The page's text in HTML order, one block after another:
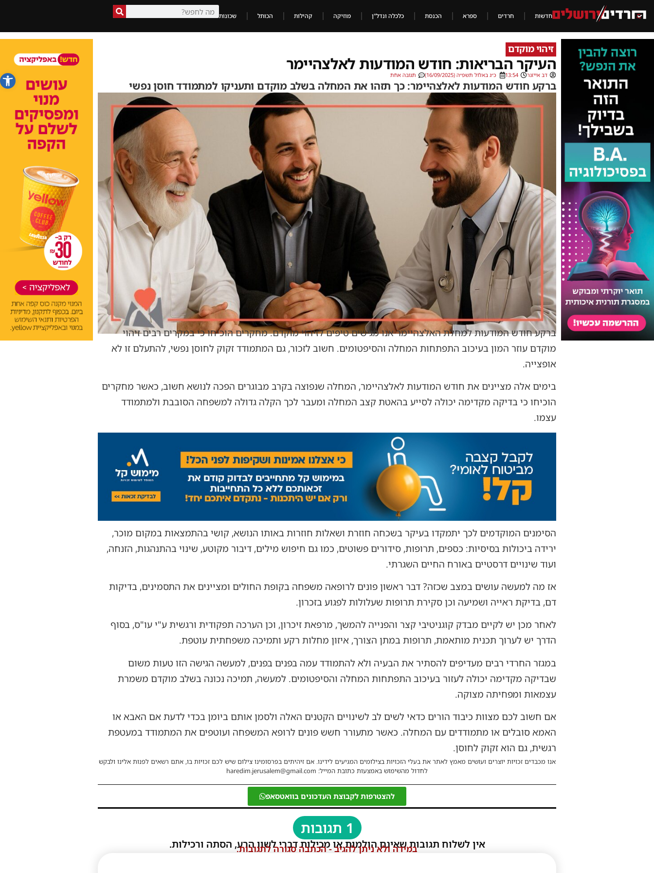
פתח
חדשות חרדים ספרא הכנסת כלכלה ונדל"ן מוזיקה קהילות הכותל שכונות
זיהוי מוקדם
העיקר הבריאות: חודש המודעות לאלצהיימר
דב אייזנר 13:54 כ״ג באלול תשפ״ה (16/09/2025) תגובה אחת
ברקע חודש המודעות לאלצהיימר: כך תזהו את המחלה בשלב מוקדם ותעניקו למתמודד חוסן נפשי
ברקע חודש המודעות למחלת האלצהיימר אנו מגישים טיפים לזיהוי מוקדם. מחקרים הוכיחו כי במקרים רבים זיהוי
מוקדם עוזר המון בעיכוב התפתחות המחלה והסיפטומים. חשוב לזכור, גם המתמודד זקוק לחוסן נפשי, להתעלם זו לא
אופצייה.
בימים אלה מציינים את חודש המודעות לאלצהיימר, המחלה שנפוצה בקרב מבוגרים הפכה לנושא חשוב, כאשר מחקרים
הוכיחו כי בדיקה מקדימה יכולה לסייע בהאטת קצב המחלה ומעבר לכך הקלה גדולה למשפחה הסובבת ולמתמודד
עצמו.
הסימנים המוקדמים לכך יתמקדו בעיקר בשכחה חוזרת ושאלות חוזרות באותו הנושא, קושי בהתמצאות במקום מוכר,
ירידה ביכולות בסיסיות: כספים, תרופות, סידורים פשוטים, כמו גם חיפוש מילים, דיבור מקוטע, שינוי בהתנהגות, הזנחה,
ועוד שינויים דרסטיים באורח החיים השגרתי.
אז מה למעשה עושים במצב שכזה? דבר ראשון פונים לרופאה משפחה בקופת החולים ומציינים את התסמינים, בדיקות
דם, בדיקת ראייה ושמיעה וכן סקירת תרופות שעלולות לפגוע בזכרון.
לאחר מכן יש לקיים מבדק קוגניטיבי קצר והפנייה להמשך, מרפאת זיכרון, וכן הערכה תפקודית ורגשית ע"י עו"ס, בסוף
הדרך יש לערוך תכנית מותאמת, תרופות במתן הצורך, איזון מחלות רקע ותמיכה משפחתית עוטפת.
במגזר החרדי רבים מעדיפים להסתיר את הבעיה ולא להתמודד עמה בפנים בפנים, למעשה הגישה הזו טעות משום
שבדיקה מקדימה יכולה לעזור בעיכוב התפתחות המחלה והסיפטומים. למעשה, תמיכה נכונה בשלב מוקדם משמרת
עצמאות ומפחיתה מצוקה.
אם חשוב לכם מצוות כיבוד הורים כדאי לשים לב לשינויים הקטנים האלה ולסמן אותם ביומן בכדי לדעת אם האבא או
האמא סובלים או מתמודדים עם המחלה. כאשר מתעורר חשש פונים לרופא המשפחה ועוטפים את המתמודד במעטפת
רגשית, גם הוא זקוק לחוסן.
אנו מכבדים זכויות יוצרים ועושים מאמץ לאתר את בעלי הזכויות בצילומים המגיעים לידינו. אם זיהיתים בפרסומינו צילום שיש לכם זכויות בו, אתם רשאים לפנות אלינו ולבקש
לחדול מהשימוש באמצעות כתובת המייל: haredim.jerusalem@gmail.com
להצטרפות לקבוצת העדכונים בוואטסאפ
1 תגובות
אין לשלוח תגובות שאינם הולמות או מכילות דברי לשון הרע, הסתה ורכילות.
במידה ולא ניתן להגיב - הכתבה סגורה לתגובות.